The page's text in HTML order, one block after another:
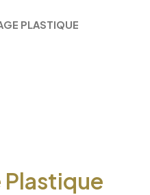
PLASTIQUE
Plastique